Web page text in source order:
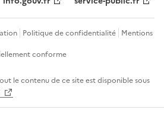
Politique de confidentialité Mentions
conforme
le contenu de ce site est disponible sous